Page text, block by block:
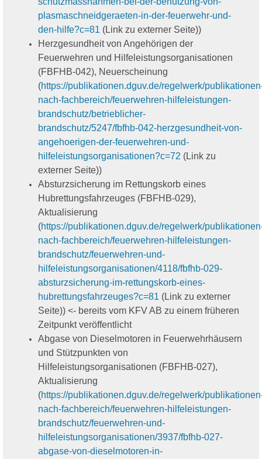
plasmaschneidgeraeten-in-der-feuerwehr-und-
den-hilfe?c=81 (Link zu externer Seite))
Herzgesundheit von Angehörigen der
Feuerwehren und Hilfeleistungsorganisationen
(FBFHB-042), Neuerscheinung
(https://publikationen.dguv.de/regelwerk/
nach-fachbereich/feuerwehren-hilfeleistungen-
brandschutz/betrieblicher-
brandschutz/5247/fbfhb-042-herzgesundheit-von-
angehoerigen-der-feuerwehren-und-
hilfeleistungsorganisationen?c=72 (Link zu
externer Seite))
Absturzsicherung im Rettungskorb eines
Hubrettungsfahrzeuges (FBFHB-029),
Aktualisierung
(https://publikationen.dguv.de/regelwerk/
nach-fachbereich/feuerwehren-hilfeleistungen-
brandschutz/feuerwehren-und-
hilfeleistungsorganisationen/4118/fbfhb-029-
absturzsicherung-im-rettungskorb-eines-
hubrettungsfahrzeuges?c=81 (Link zu externer
Seite)) <- bereits vom KFV AB zu einem früheren
Zeitpunkt veröffentlicht
Abgase von Dieselmotoren in Feuerwehrhäusern
und Stützpunkten von
Hilfeleistungsorganisationen (FBFHB-027),
Aktualisierung
(https://publikationen.dguv.de/regelwerk/
nach-fachbereich/feuerwehren-hilfeleistungen-
brandschutz/feuerwehren-und-
hilfeleistungsorganisationen/3937/fbfhb-027-
abgase-von-dieselmotoren-in-